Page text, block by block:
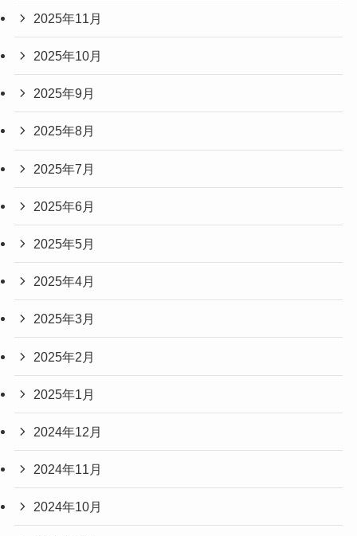
2025年11月
2025年10月
2025年9月
2025年8月
2025年7月
2025年6月
2025年5月
2025年4月
2025年3月
2025年2月
2025年1月
2024年12月
2024年11月
2024年10月